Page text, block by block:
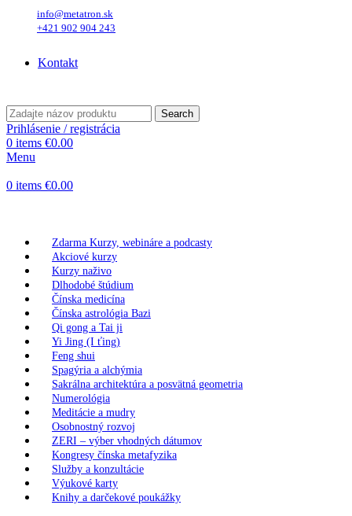
info@metatron.sk
+421 902 904 243
Kontakt
Search
Prihlásenie / registrácia
0 items €0.00
Menu
0 items €0.00
Zdarma Kurzy, webináre a podcasty
Akciové kurzy
Kurzy naživo
Dlhodobé štúdium
Čínska medicína
Čínska astrológia Bazi
Qi gong a Tai ji
Yi Jing (I ťing)
Feng shui
Spagýria a alchýmia
Sakrálna architektúra a posvätná geometria
Numerológia
Meditácie a mudry
Osobnostný rozvoj
ZERI – výber vhodných dátumov
Kongresy čínska metafyzika
Služby a konzultácie
Výukové karty
Knihy a darčekové poukážky